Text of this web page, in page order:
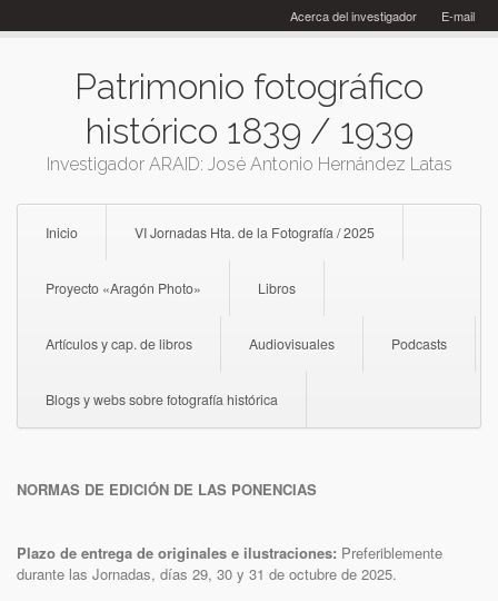
to
E-mail
Acerca del investigador
Patrimonio fotográfico
histórico 1839 / 1939
Investigador ARAID: José Antonio Hernández Latas
Inicio VI Jornadas Hta. de la Fotografía / 2025
Proyecto «Aragón Photo» Libros
Artículos y cap. de libros Audiovisuales Podcasts
Blogs y webs sobre fotografía histórica
NORMAS DE EDICIÓN DE LAS PONENCIAS
Plazo de entrega de originales e ilustraciones: Preferiblemente
durante las Jornadas, días 29, 30 y 31 de octubre de 2025.